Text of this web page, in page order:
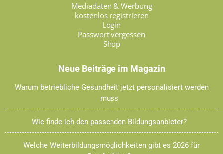
Mediadaten & Werbung
kostenlos registrieren
Login
Passwort vergessen
Shop
Neue Beiträge im Magazin
Warum betriebliche Gesundheit jetzt personalisiert werden
muss
Wie finde ich den passenden Bildungsanbieter?
Welche Weiterbildungsmöglichkeiten gibt es 2026 für